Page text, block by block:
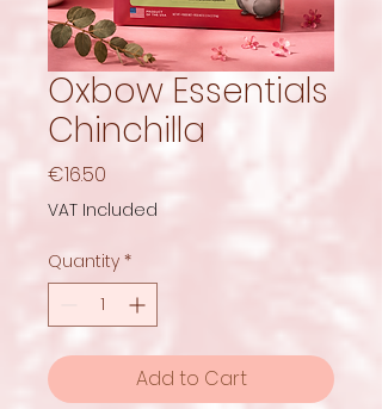
Oxbow Essentials
Chinchilla
€16.50
VAT Included
Quantity *
Add to Cart